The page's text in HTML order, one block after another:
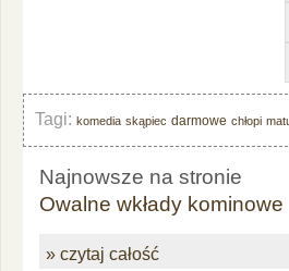
Tagi: komedia skąpiec darmowe chłopi
Najnowsze na stronie
Owalne wkłady kominowe
» czytaj całość